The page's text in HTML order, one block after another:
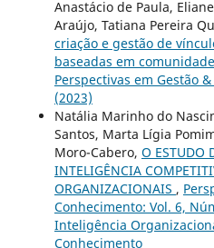
Anastácio de Paula,
Araújo, Tatiana Pereira
criação e gestão de
baseadas em
Perspectivas em Gestão
(2023)
Natália Marinho do
Santos, Marta Lígia
Moro-Cabero, O ESTUDO
INTELIGÊNCIA
ORGANIZACIONAIS ,
Conhecimento: Vol. 6,
Inteligência
Conhecimento